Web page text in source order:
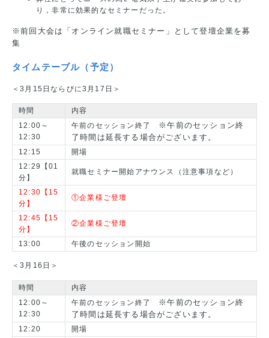
り，非常に効果的なセミナーだった。
※前回大会は「オンライン就職セミナー」として登壇企業を募
集
タイムテーブル（予定）
＜3月15日ならびに3月17日＞
時間
内容
12:00～
12:30
午前のセッション終了
※午前のセッション終
了時間は延長する場合がございます。
12:15
開場
12:29【01
分】
就職セミナー開始アナウンス（注意事項など）
12:30【15
分】
①企業様ご登壇
12:45【15
分】
②企業様ご登壇
13:00 午後のセッション開始
＜3月16日＞
時間
内容
12:00～
12:30
午前のセッション終了
※午前のセッション終
了時間は延長する場合がございます。
12:20
開場